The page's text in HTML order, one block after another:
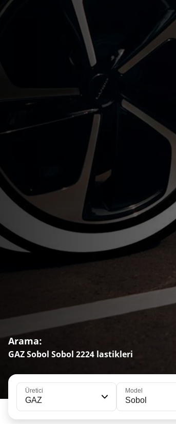
Arama:
GAZ Sobol Sobol 2224 lastikleri
Üretici
GAZ
Model
Sobol